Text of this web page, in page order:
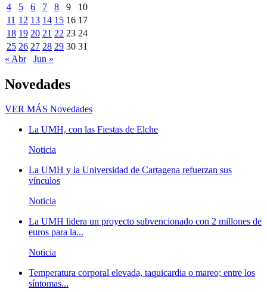
4
5 6 7 8 9
10
11 12 13 14 15 16 17
18 19 20 21 22 23 24
25 26 27 28 29 30 31
« Abr
Jun »
Novedades
VER MÁS Novedades
La UMH, con las Fiestas de Elche
Noticia
La UMH y la Universidad de Cartagena refuerzan sus
vínculos
Noticia
La UMH lidera un proyecto subvencionado con 2 millones de
euros para la...
Noticia
Temperatura corporal elevada, taquicardia o mareo; entre los
síntomas...